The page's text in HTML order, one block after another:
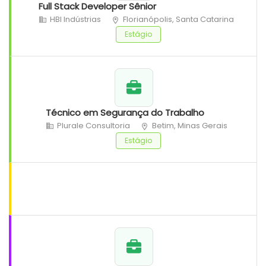
Full Stack Developer Sênior
HBI Indústrias Florianópolis, Santa Catarina
Estágio
Técnico em Segurança do Trabalho
Plurale Consultoria Betim, Minas Gerais
Estágio